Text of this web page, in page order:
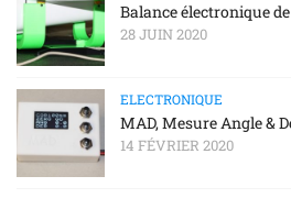
Balance électronique
28 JUIN 2020
ELECTRONIQUE
MAD, Mesure Angle &
14 FÉVRIER 2020